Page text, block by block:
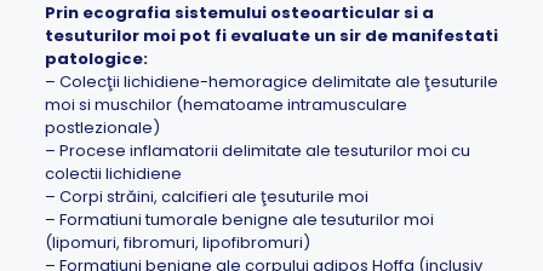
Prin ecografia sistemului osteoarticular si a
tesuturilor moi pot fi evaluate un sir de manifestati
patologice:
– Colecţii lichidiene-hemoragice delimitate ale ţesuturile
moi si muschilor (hematoame intramusculare
postlezionale)
– Procese inflamatorii delimitate ale tesuturilor moi cu
colectii lichidiene
– Corpi străini, calcifieri ale ţesuturile moi
– Formatiuni tumorale benigne ale tesuturilor moi
(lipomuri, fibromuri, lipofibromuri)
– Formatiuni benigne ale corpului adipos Hoffa (inclusiv